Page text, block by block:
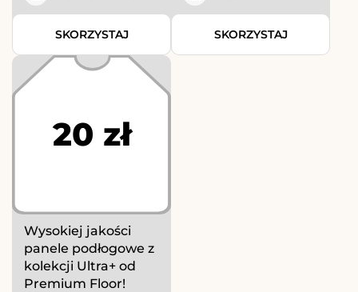
SKORZYSTAJ SKORZYSTAJ
20 zł
Wysokiej jakości
panele podłogowe z
kolekcji Ultra+ od
Premium Floor!